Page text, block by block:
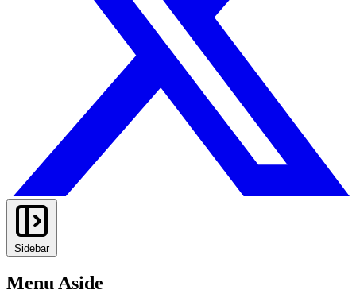
Sidebar
Menu Aside